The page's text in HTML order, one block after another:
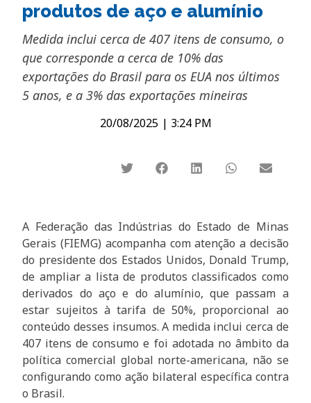
produtos de aço e alumínio
Medida inclui cerca de 407 itens de consumo, o
que corresponde a cerca de 10% das
exportações do Brasil para os EUA nos últimos
5 anos, e a 3% das exportações mineiras
20/08/2025 | 3:24 PM
A Federação das Indústrias do Estado de Minas
Gerais (FIEMG) acompanha com atenção a decisão
do presidente dos Estados Unidos, Donald Trump,
de ampliar a lista de produtos classificados como
derivados do aço e do alumínio, que passam a
estar sujeitos à tarifa de 50%, proporcional ao
conteúdo desses insumos. A medida inclui cerca de
407 itens de consumo e foi adotada no âmbito da
política comercial global norte-americana, não se
configurando como ação bilateral específica contra
o Brasil.